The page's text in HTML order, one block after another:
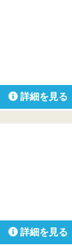
詳細を見る
詳細を見る